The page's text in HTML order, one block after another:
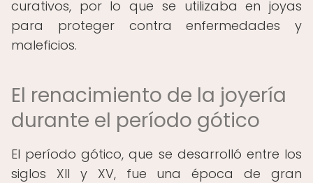
curativos, por lo que se utilizaba en joyas
para proteger contra enfermedades y
maleficios.
El renacimiento de la joyería
durante el período gótico
El período gótico, que se desarrolló entre los
siglos XII y XV, fue una época de gran